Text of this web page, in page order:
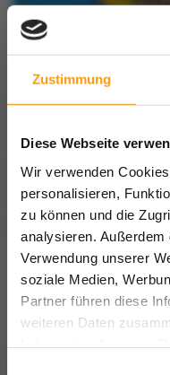
Zustimmung
Diese Webseite
Wir verwenden
personalisieren,
zu können und die
analysieren.
Verwendung unserer
soziale Medien,
Partner führen diese
weiteren Daten